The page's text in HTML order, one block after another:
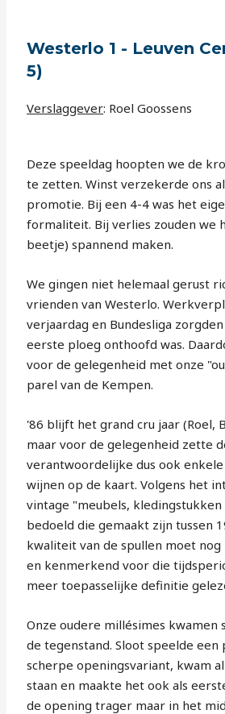
Westerlo 1 - Leuven
5)
Verslaggever: Roel Goossens
Deze speeldag hoopten we de
te zetten. Winst verzekerde ons
promotie. Bij een 4-4 was het
formaliteit. Bij verlies zouden we
beetje) spannend maken.
We gingen niet helemaal gerust
vrienden van Westerlo.
verjaardag en Bundesliga
eerste ploeg onthoofd was.
voor de gelegenheid met onze
parel van de Kempen.
'86 blijft het grand cru jaar (Roel,
maar voor de gelegenheid zette
verantwoordelijke dus ook
wijnen op de kaart. Volgens het
vintage "meubels,
bedoeld die gemaakt zijn tussen
kwaliteit van de spullen moet
en kenmerkend voor die
meer toepasselijke definitie
Onze oudere millésimes kwamen
de tegenstand. Sloot speelde een
scherpe openingsvariant, kwam
staan en maakte het ook als
de opening trager maar in het